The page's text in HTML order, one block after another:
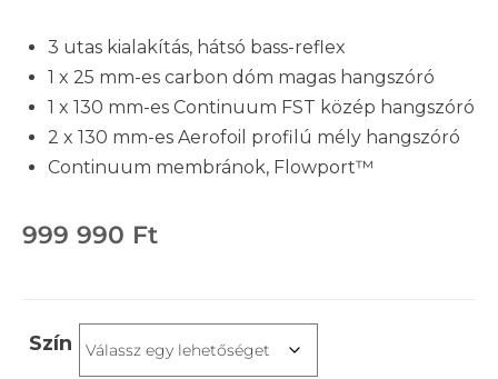
3 utas kialakítás, hátsó bass-reflex
1 x 25 mm-es carbon dóm magas hangszóró
1 x 130 mm-es Continuum FST közép hangszóró
2 x 130 mm-es Aerofoil profilú mély hangszóró
Continuum membránok, Flowport™
999 990 Ft
Szín